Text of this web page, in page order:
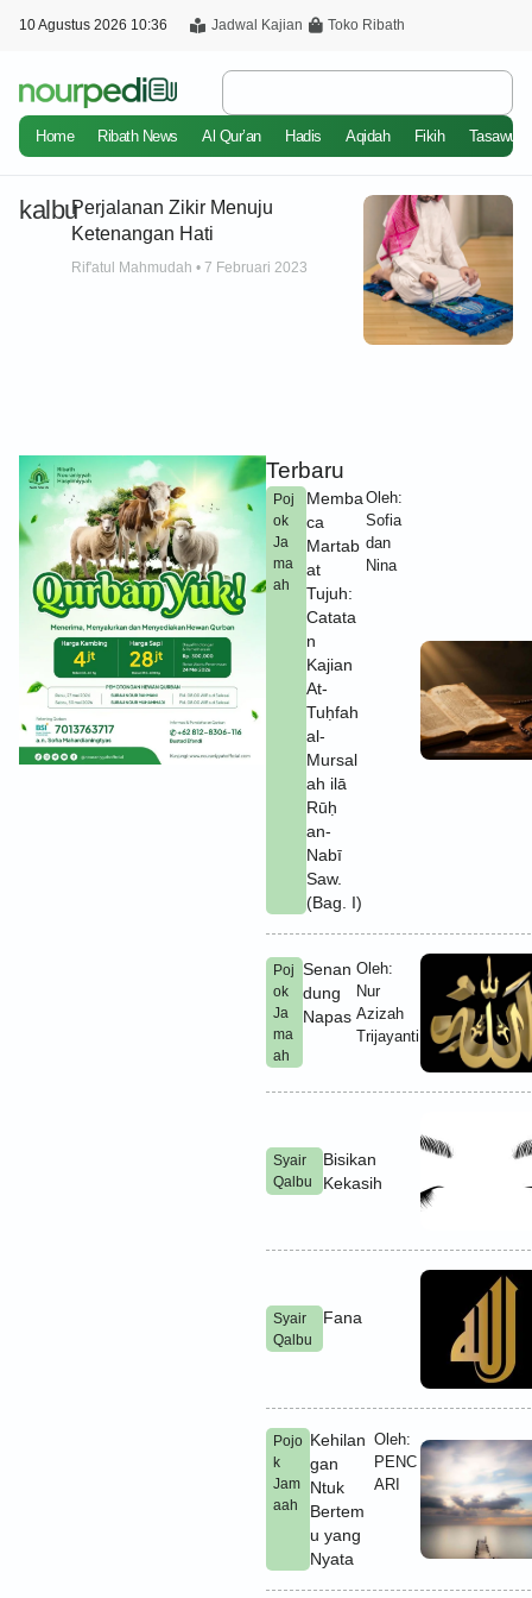
10 Agustus 2026 10:36 Jadwal Kajian Toko Ribath
Home Ribath News Al Qur’an Hadis Aqidah Fikih Tasawuf
kalbuPerjalanan Zikir Menuju
Ketenangan Hati
Rif'atul Mahmudah 7 Februari 2023
Terbaru
Poj
ok
Ja
ma
ah
Memba
ca
Martab
at
Tujuh:
Catata
n
Kajian
At-
Tuḥfah
al-
Mursal
ah ilā
Rūḥ
an-
Nabī
Saw.
(Bag. I)
Oleh:
Sofia
dan
Nina
Poj
ok
Ja
ma
ah
Senan
dung
Napas
Oleh:
Nur
Azizah
Trijayanti
Syair
Qalbu
Bisikan
Kekasih
Syair
Qalbu
Fana
Pojo
k
Jam
aah
Kehilan
gan
Ntuk
Bertem
u yang
Nyata
Oleh:
PENC
ARI